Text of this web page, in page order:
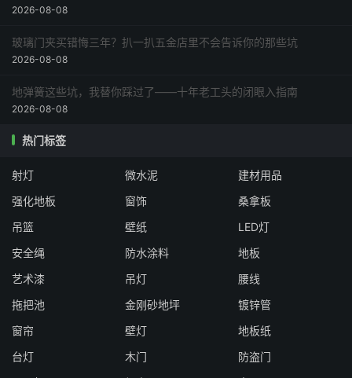
2026-08-08
玻璃门夹买错悔三年？扒一扒五金店里不会告诉你的那些坑
2026-08-08
地弹簧这些坑，我替你踩过了——十年老工头的闭眼入指南
2026-08-08
热门标签
射灯 微水泥
建材用品
强化地板
窗饰
桑拿板
吊篮
壁纸
LED灯
安全绳
防水涂料
地板
艺术漆
吊灯
腰线
拖把池
金刚砂地坪
镀锌管
窗帘
壁灯
地板纸
台灯
木门
防盗门